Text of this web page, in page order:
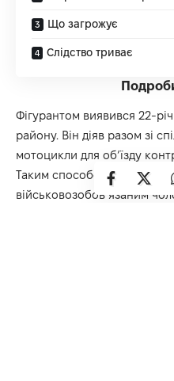
Що загрожує
Слідство триває
Фігурантом виявився 22-
району. Він діяв разом зі
мотоцикли для об’їзду
Таким способом
військовозобов’язаним